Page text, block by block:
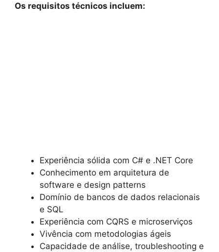
Os requisitos técnicos incluem:
Experiência sólida com C# e .NET Core
Conhecimento em arquitetura de
software e design patterns
Domínio de bancos de dados relacionais
e SQL
Experiência com CQRS e microserviços
Vivência com metodologias ágeis
Capacidade de análise, troubleshooting e